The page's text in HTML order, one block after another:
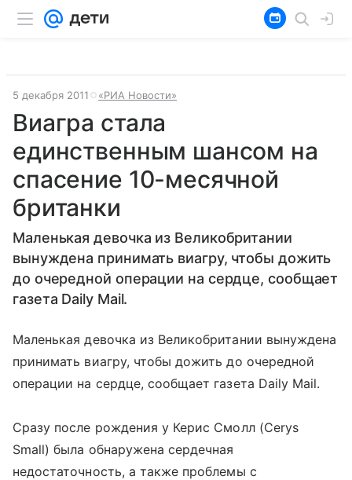
5 декабря 2011 «РИА Новости»
Виагра стала
единственным шансом на
спасение 10-месячной
британки
Маленькая девочка из Великобритании
вынуждена принимать виагру, чтобы дожить
до очередной операции на сердце, сообщает
газета Daily Mail.
Маленькая девочка из Великобритании вынуждена
принимать виагру, чтобы дожить до очередной
операции на сердце, сообщает газета Daily Mail.
Сразу после рождения у Керис Смолл (Cerys
Small) была обнаружена сердечная
недостаточность, а также проблемы с